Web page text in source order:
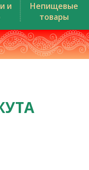
и
Непищевые
товары